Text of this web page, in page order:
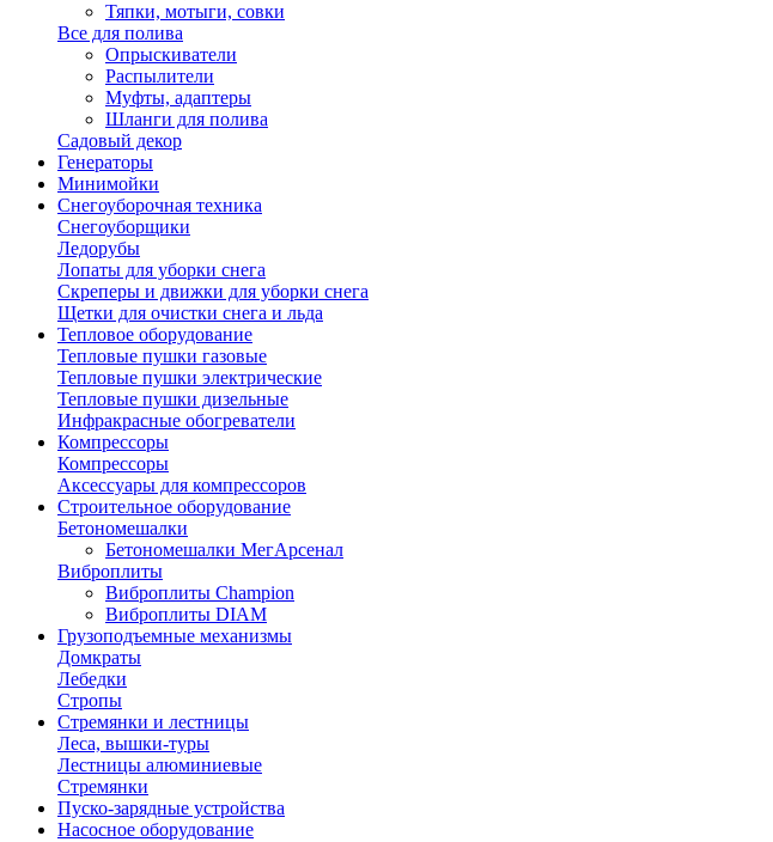
Тяпки, мотыги, совки
Все для полива
Опрыскиватели
Распылители
Муфты, адаптеры
Шланги для полива
Садовый декор
Генераторы
Минимойки
Снегоуборочная техника
Снегоуборщики
Ледорубы
Лопаты для уборки снега
Скреперы и движки для уборки снега
Щетки для очистки снега и льда
Тепловое оборудование
Тепловые пушки газовые
Тепловые пушки электрические
Тепловые пушки дизельные
Инфракрасные обогреватели
Компрессоры
Компрессоры
Аксессуары для компрессоров
Строительное оборудование
Бетономешалки
Бетономешалки МегАрсенал
Виброплиты
Виброплиты Champion
Виброплиты DIAM
Грузоподъемные механизмы
Домкраты
Лебедки
Стропы
Стремянки и лестницы
Леса, вышки-туры
Лестницы алюминиевые
Стремянки
Пуско-зарядные устройства
Насосное оборудование